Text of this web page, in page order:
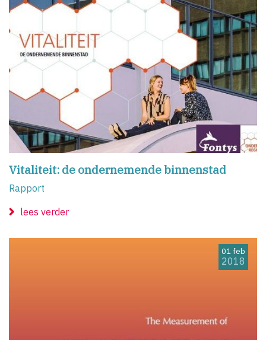
Vitaliteit: de ondernemende binnenstad
Rapport
lees verder
01 feb
2018